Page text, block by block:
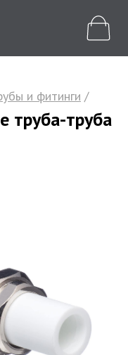
и фитинги /
труба-труба